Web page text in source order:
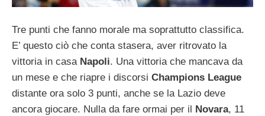
Tre punti che fanno morale ma soprattutto classifica.
E’ questo ciò che conta stasera, aver ritrovato la
vittoria in casa Napoli. Una vittoria che mancava da
un mese e che riapre i discorsi Champions League
distante ora solo 3 punti, anche se la Lazio deve
ancora giocare. Nulla da fare ormai per il Novara, 11